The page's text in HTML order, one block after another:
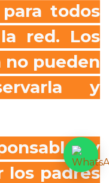
todos
red. Los
no pueden
y
y
los padres